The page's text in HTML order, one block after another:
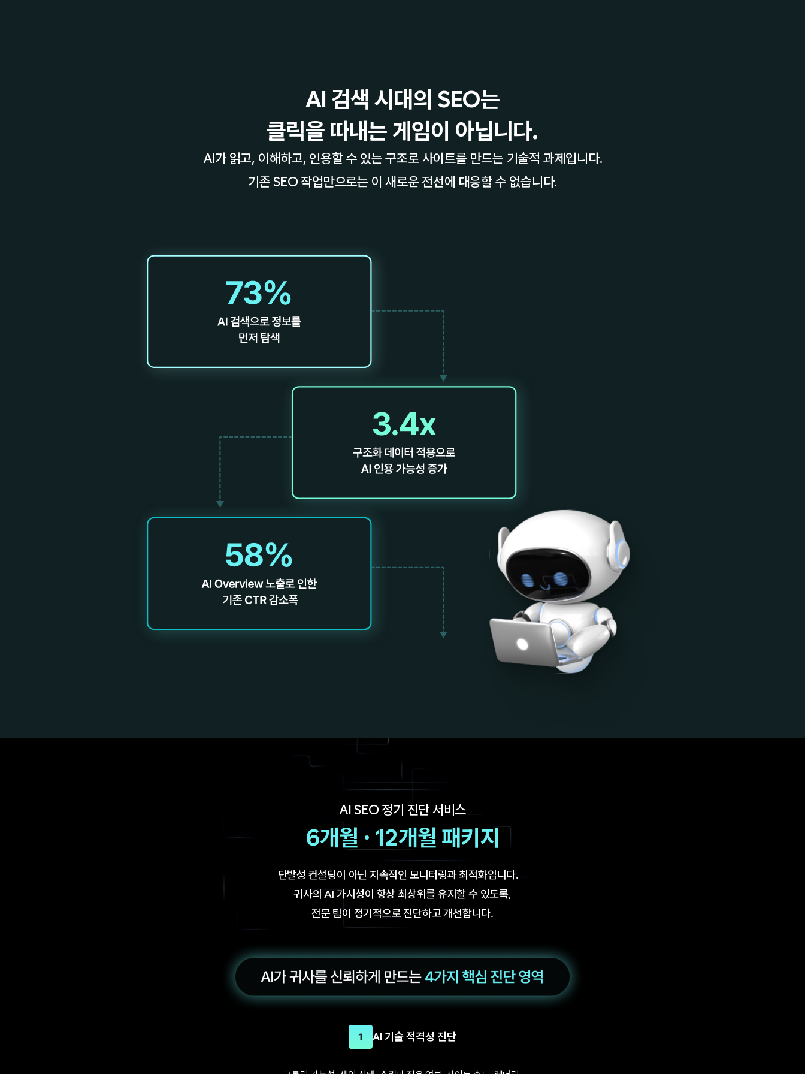
AI 검색 시대의 SEO는
클릭을 따내는 게임이 아닙니다.
AI가 읽고, 이해하고, 인용할 수 있는 구조로 사이트를 만드는 기술적 과제입니다.
기존 SEO 작업만으로는 이 새로운 전선에 대응할 수 없습니다.
AI SEO 정기 진단 서비스
6개월 · 12개월 패키지
단발성 컨설팅이 아닌 지속적인 모니터링과 최적화입니다.
귀사의 AI 가시성이 항상 최상위를 유지할 수 있도록,
전문 팀이 정기적으로 진단하고 개선합니다.
AI 기술 적격성 진단